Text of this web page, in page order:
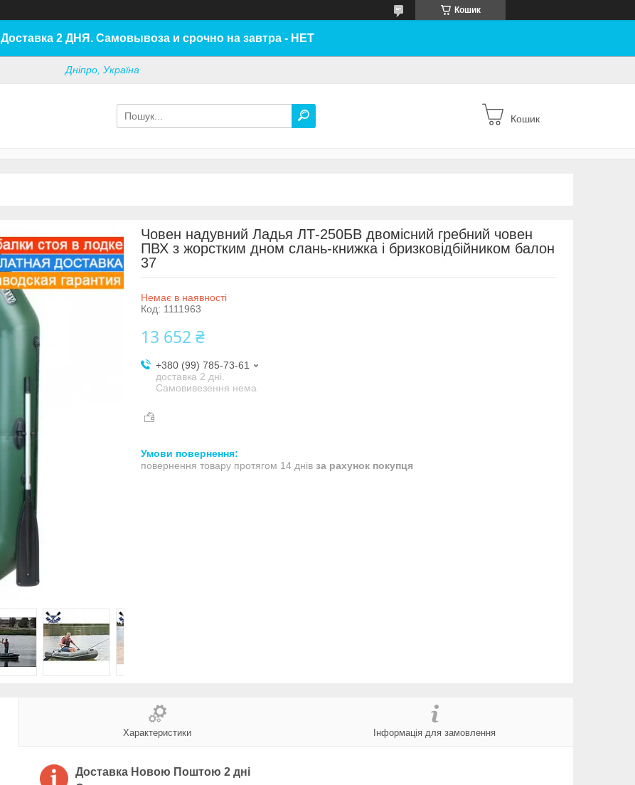
Кошик
Доставка 2 ДНЯ. Самовывоза и срочно на завтра - НЕТ
Дніпро, Україна
Кошик
Човен надувний Ладья ЛТ-250БВ двомісний гребний човен
ПВХ з жорстким дном слань-книжка і бризковідбійником балон
37
Немає в наявності
Код: 1111963
13 652 ₴
+380 (99) 785-73-61
доставка 2 дні.
Самовивезення нема
повернення товару протягом 14 днів за рахунок покупця
Характеристики Інформація для замовлення
Доставка Новою Поштою 2 дні